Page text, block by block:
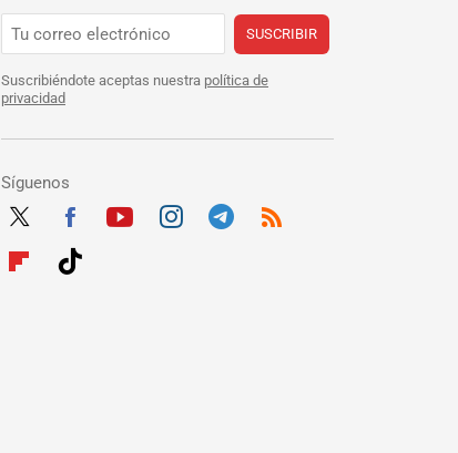
SUSCRIBIR
Suscribiéndote aceptas nuestra política de
privacidad
Síguenos
Twit
Fac